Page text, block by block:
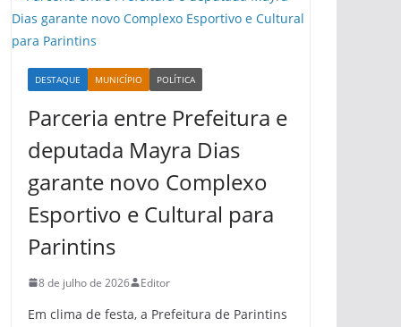
DESTAQUE MUNICÍPIO POLÍTICA
Parceria entre Prefeitura e
deputada Mayra Dias
garante novo Complexo
Esportivo e Cultural para
Parintins
8 de julho de 2026 Editor
Em clima de festa, a Prefeitura de Parintins